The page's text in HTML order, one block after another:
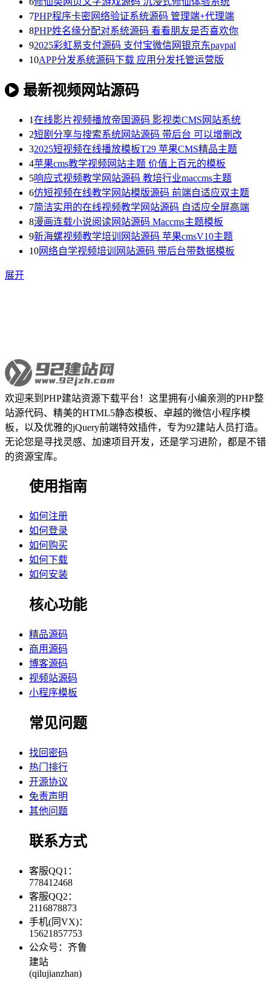
7PHP程序卡密网络验证系统源码 管理端+代理端
8PHP姓名缘分配对系统源码 看看朋友是否喜欢你
92025彩虹易支付源码 支付宝微信网银京东paypal
10APP分发系统源码下载 应用分发托管运营版
最新视频网站源码
1在线影片视频播放帝国源码 影视类CMS网站系统
2短剧分享与搜索系统网站源码 带后台 可以增删改
32025短视频在线播放模板T29 苹果CMS精品主题
4苹果cms教学视频网站主题 价值上百元的模板
5响应式视频教学网站源码 教培行业maccms主题
6仿短视频在线教学网站模版源码 前端自适应双主题
7简洁实用的在线视频教学网站源码 自适应全屏高端
8漫画连载小说阅读网站源码 Maccms主题模板
9新海螺视频教学培训网站源码 苹果cmsV10主题
10网络自学视频培训网站源码 带后台带数据模板
展开
欢迎来到PHP建站资源下载平台！这里拥有小编亲测的PHP整
站源代码、精美的HTML5静态模板、卓越的微信小程序模
板，以及优雅的jQuery前端特效插件，专为92建站人员打造。
无论您是寻找灵感、加速项目开发，还是学习进阶，都是不错
的资源宝库。
使用指南
如何注册
如何登录
如何购买
如何下载
如何安装
核心功能
精品源码
商用源码
博客源码
视频站源码
小程序模板
常见问题
找回密码
热门排行
开源协议
免责声明
其他问题
联系方式
客服QQ1：
778412468
客服QQ2：
2116878873
手机(同VX)：
15621857753
公众号：齐鲁
建站
(qilujianzhan)